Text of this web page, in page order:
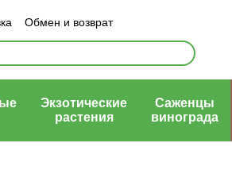
Обмен и возврат
Экзотические
растения
Саженцы
винограда